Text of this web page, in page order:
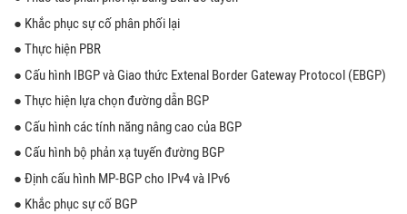
● Khắc phục sự cố phân phối lại
● Thực hiện PBR
● Cấu hình IBGP và Giao thức Extenal Border Gateway Protocol (EBGP)
● Thực hiện lựa chọn đường dẫn BGP
● Cấu hình các tính năng nâng cao của BGP
● Cấu hình bộ phản xạ tuyến đường BGP
● Định cấu hình MP-BGP cho IPv4 và IPv6
● Khắc phục sự cố BGP